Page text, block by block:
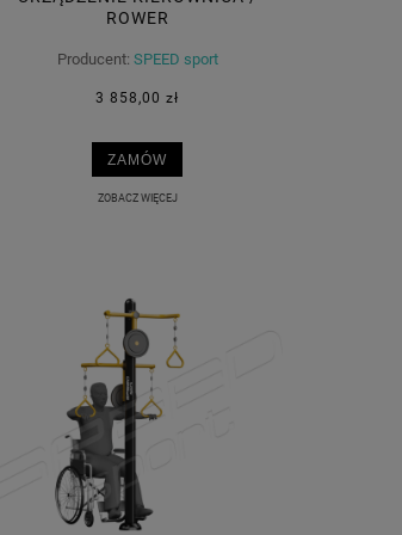
ROWER
Producent: SPEED sport
3 858,00 zł
ZAMÓW
ZOBACZ WIĘCEJ